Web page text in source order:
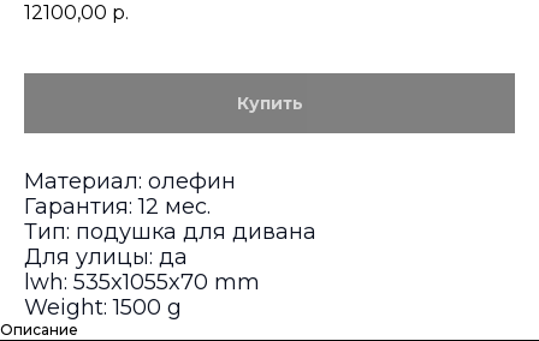
12100,00 р.
Купить
Материал: олефин
Гарантия: 12 мес.
Тип: подушка для дивана
Для улицы: да
lwh: 535x1055x70 mm
Weight: 1500 g
Описание